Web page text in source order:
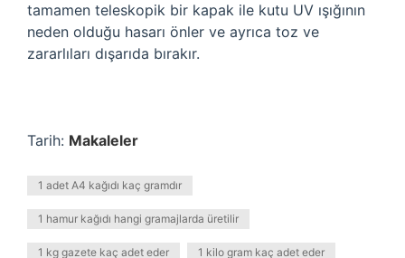
tamamen teleskopik bir kapak ile kutu UV ışığının
neden olduğu hasarı önler ve ayrıca toz ve
zararlıları dışarıda bırakır.
Tarih: Makaleler
1 adet A4 kağıdı kaç gramdır
1 hamur kağıdı hangi gramajlarda üretilir
1 kg gazete kaç adet eder 1 kilo gram kaç adet eder